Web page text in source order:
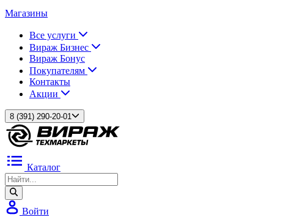
Магазины
Все услуги
Вираж Бизнес
Вираж Бонус
Покупателям
Контакты
Акции
8 (391) 290-20-01
Каталог
Войти